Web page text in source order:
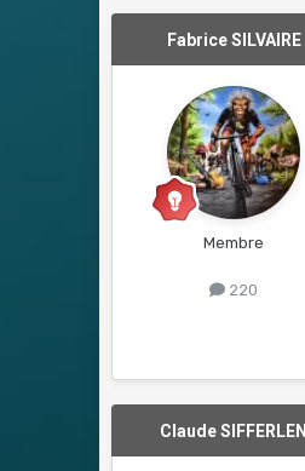
Fabrice SILVAIRE
Membre
220
Claude SIFFERLEN